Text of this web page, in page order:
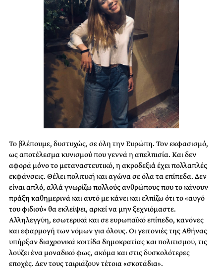
Το βλέπουμε, δυστυχώς, σε όλη την Ευρώπη. Τον εκφασισμό,
ως αποτέλεσμα κυνισμού που γεννά η απελπισία. Και δεν
αφορά μόνο το μεταναστευτικό, η ακροδεξιά έχει πολλαπλές
εκφάνσεις. Θέλει πολιτική και αγώνα σε όλα τα επίπεδα. Δεν
είναι απλό, αλλά γνωρίζω πολλούς ανθρώπους που το κάνουν
πράξη καθημερινά και αυτό με κάνει και ελπίζω ότι το «αυγό
του φιδιού» θα εκλείψει, αρκεί να μην ξεχνιόμαστε.
Αλληλεγγύη, εσωτερικά και σε ευρωπαϊκό επίπεδο, κανόνες
και εφαρμογή των νόμων για όλους. Οι γειτονιές της Αθήνας
υπήρξαν διαχρονικά κοιτίδα δημοκρατίας και πολιτισμού, τις
λούζει ένα μοναδικό φως, ακόμα και στις δυσκολότερες
εποχές. Δεν τους ταιριάζουν τέτοια «σκοτάδια».